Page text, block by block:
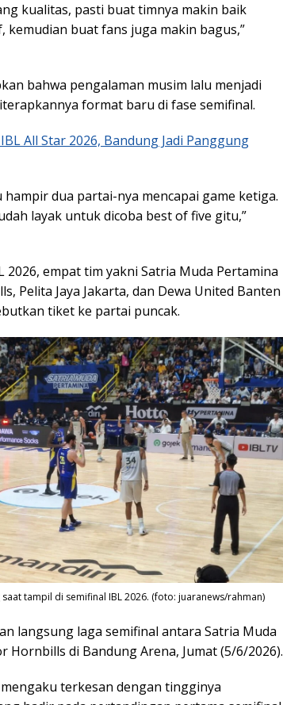
kualitas, pasti buat timnya makin baik
kemudian buat fans juga makin bagus,”
bahwa pengalaman musim lalu menjadi
format baru di fase semifinal.
All Star 2026, Bandung Jadi Panggung
hampir dua partai-nya mencapai game ketiga.
layak untuk dicoba best of five gitu,”
2026, empat tim yakni Satria Muda Pertamina
Pelita Jaya Jakarta, dan Dewa United Banten
tiket ke partai puncak.
tampil di semifinal IBL 2026. (foto: juaranews/rahman)
langsung laga semifinal antara Satria Muda
Hornbills di Bandung Arena, Jumat (5/6/2026).
terkesan dengan tingginya